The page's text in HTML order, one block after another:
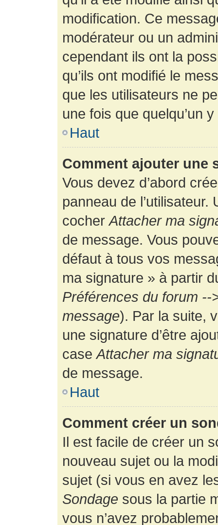
modification. Ce
modérateur ou un
cependant ils ont la
qu’ils ont modifié le
que les utilisateurs ne
une fois que quelqu’un
Haut
Comment ajouter une
Vous devez d’abord
panneau de
cocherAttacher ma
de message. Vous
défaut à tous vos
ma signature » à partir
Préférences du forum
message). Par la suite,
une signature d’être
caseAttacher ma
de message.
Haut
Comment créer un
Il est facile de créer un
nouveau sujet ou la
sujet (si vous en avez
Sondage sous la partie
vous n’avez